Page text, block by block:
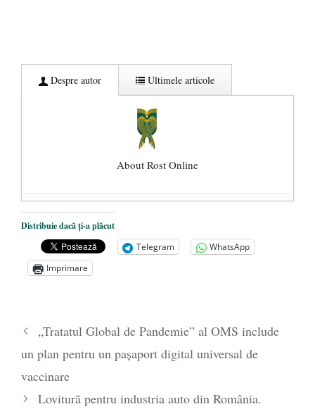
Despre autor Ultimele articole
About Rost Online
Dezvăluiri cutremurătoare despre
președintele Ucrainei, Volodymyr
Zelensky
- 13 mai 2026
Statul care servește Națiunea
poetului Octavian Goga, înlăturat din Iași
- 16 aprilie 2026
Distribuie dacă ți-a plăcut
Telegram
WhatsApp
Imprimare
„Tratatul Global de Pandemie” al OMS include
un plan pentru un pașaport digital universal de
vaccinare
Lovitură pentru industria auto din România.